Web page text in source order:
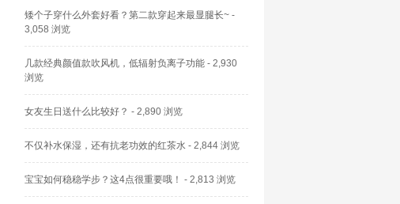
矮个子穿什么外套好看？第二款穿起来最显腿长~-
3,058 浏览
几款经典颜值款吹风机，低辐射负离子功能- 2,930
浏览
女友生日送什么比较好？ - 2,890 浏览
不仅补水保湿，还有抗老功效的红茶水- 2,844 浏览
宝宝如何稳稳学步？这4点很重要哦！ - 2,813 浏览